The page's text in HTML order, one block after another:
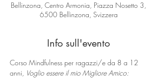
Bellinzona, Centro Armonia, Piazza Nosetto 3,
6500 Bellinzona, Svizzera
Info sull'evento
Corso Mindfulness per ragazzi/e da 8 a 12
anni, Voglio essere il mio Migliore Amico: